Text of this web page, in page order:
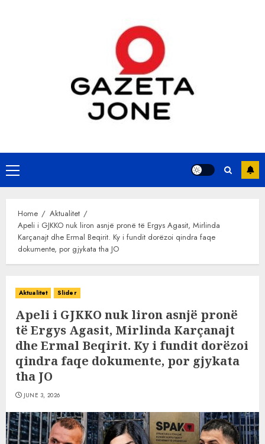
Primary
Menu
Home
Aktualitet
Apeli i GJKKO nuk liron asnjë pronë të Ergys Agasit, Mirlinda
Karçanajt dhe Ermal Beqirit. Ky i fundit dorëzoi qindra faqe
dokumente, por gjykata tha JO
Aktualitet Slider
Apeli i GJKKO nuk liron asnjë pronë
të Ergys Agasit, Mirlinda Karçanajt
dhe Ermal Beqirit. Ky i fundit dorëzoi
qindra faqe dokumente, por gjykata
tha JO
JUNE 3, 2026